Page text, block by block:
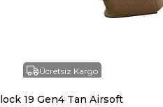
Ücretsiz Kargo
19 Gen4 Tan Airsoft